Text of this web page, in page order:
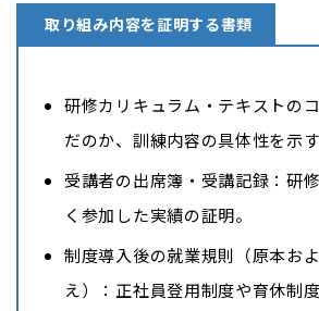
取り組み内容を証明する書類
研修カリキュラム・テキストの
だのか、訓練内容の具体性を示す
受講者の出席簿・受講記録：研
く参加した実績の証明。
制度導入後の就業規則（原本お
え）：正社員登用制度や育休制